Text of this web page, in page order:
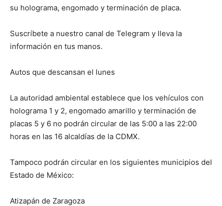
su holograma, engomado y terminación de placa.
Suscríbete a nuestro canal de Telegram y lleva la
información en tus manos.
Autos que descansan el lunes
La autoridad ambiental establece que los vehículos con
holograma 1 y 2, engomado amarillo y terminación de
placas 5 y 6 no podrán circular de las 5:00 a las 22:00
horas en las 16 alcaldías de la CDMX.
Tampoco podrán circular en los siguientes municipios del
Estado de México:
Atizapán de Zaragoza